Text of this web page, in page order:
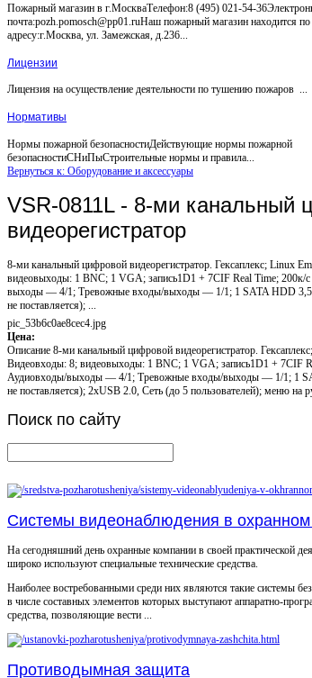
Пожарный магазин в г.МоскваТелефон:8 (495) 021-54-
почта:pozh.pomosch@pp01.ruНаш пожарный магазин находится по
адресу:г.Москва, ул. Замежская, д.236...
Лицензии
Лицензия на осуществление деятельности по тушению пожаров ...
Нормативы
Нормы пожарной безопасностиДействующие нормы пожарной
безопасностиСНиПыСтроительные нормы и правила...
Вернуться к: Оборудование и аксессуары
VSR-0811L - 8-ми канальный
видеорегистратор
8-ми канальный цифровой видеорегистратор. Гексаплекс; Linux
видеовыходы: 1 BNC; 1 VGA; запись1D1 + 7CIF Real Time; 200к/
выходы — 4/1; Тревожные входы/выходы — 1/1; 1 SATA HDD
не поставляется); ...
pic_53b6c0ae8cec4.jpg
Цена:
Описание 8-ми канальный цифровой видеорегистратор.
Видеовходы: 8; видеовыходы: 1 BNC; 1 VGA; запись1D1 + 7CIF
Аудиовходы/выходы — 4/1; Тревожные входы/выходы — 1/1; 1
не поставляется); 2хUSB 2.0, Сеть (до 5 пользователей); меню на
Поиск по сайту
Системы видеонаблюдения в
На сегодняшний день охранные компании в своей практической
широко используют специальные технические средства.
Наиболее востребованными среди них являются такие системы
в числе составных элементов которых выступают аппаратно-
средства, позволяющие вести ...
Противодымная защита